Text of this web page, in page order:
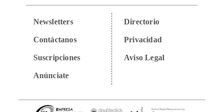
Newsletters
Contáctanos
Suscripciones
Anúnciate
Directorio
Privacidad
Aviso Legal